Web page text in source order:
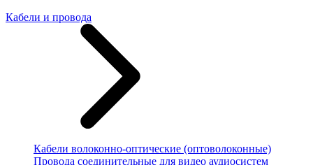
Кабели и провода
Кабели волоконно-оптические (оптоволоконные)
Провода соединительные для видео аудиосистем